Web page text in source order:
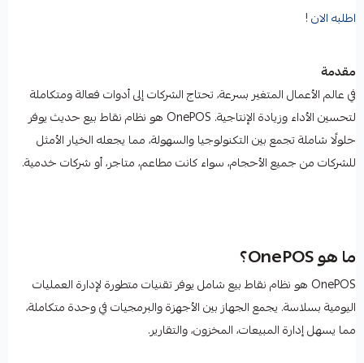
اطلبه الان !
مقدمة
في عالم الأعمال المتغير بسرعة، تحتاج الشركات إلى أدوات فعالة ومتكاملة
لتحسين الأداء وزيادة الإنتاجية. OnePOS هو نظام نقاط بيع حديث يوفر
حلولًا شاملة تجمع بين التكنولوجيا والسهولة، مما يجعله الخيار الأمثل
للشركات من جميع الأحجام، سواء كانت مطاعم، متاجر، أو شركات خدمية.
ما هو OnePOS؟
OnePOS هو نظام نقاط بيع شامل يوفر تقنيات متطورة لإدارة العمليات
اليومية بسلاسة. يجمع الجهاز بين الأجهزة والبرمجيات في وحدة متكاملة،
مما يسهل إدارة المبيعات، المخزون، والتقارير.